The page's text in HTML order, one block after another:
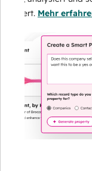
Mehr erfahren